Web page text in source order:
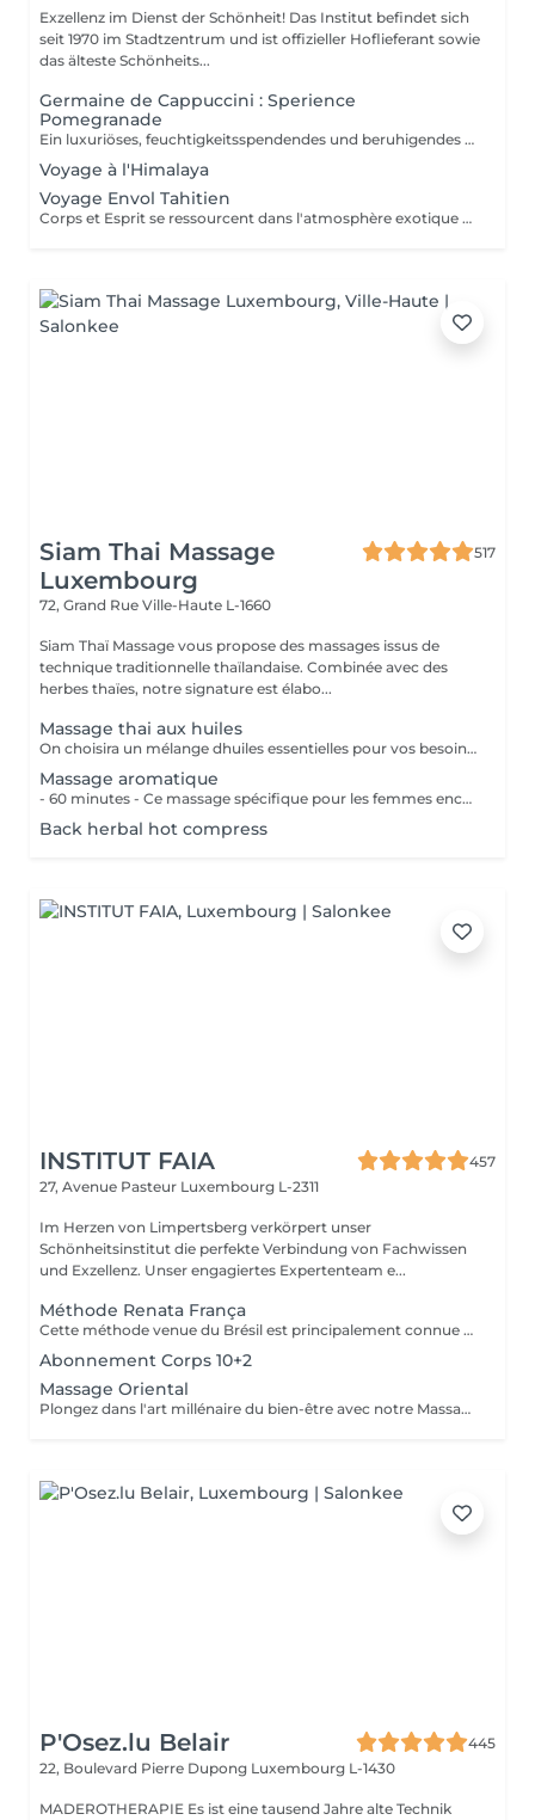
Exzellenz im Dienst der Schönheit! Das Institut befindet sich
seit 1970 im Stadtzentrum und ist offizieller Hoflieferant sowie
das älteste Schönheits...
Germaine de Cappuccini : Sperience
Pomegranade
Ein luxuriöses, feuchtigkeitsspendendes und beruhigendes Ritual für den Körper, das individuell an die Bedürfnisse der Haut angepasst werden kann. Die Linie basiert auf Granatapfel, einen fantastischen Inhaltsstoff, beruhigend und antioxidativ. Das Ergebnis verspricht Zellerneuerung, Vitalität und Feuchtigkeit! GRANATAPFEL-KÖRPERPEELING: Genießen Sie zusammen mit dem Puder- und Creme-Körperpeeling ein 45-minütiges Ganzkörper-Peeling-Ritual. GRANATAPFEL-KÖRPERMASSAGE: Im Liegen massieren, dann im Liegen mit der sensorischen Massagecreme. Dieses Ritual dauert 45 Minuten. GRANATAPFEL-KÖRPERPACKUNG: Die Packung wird mit sanften Bewegungen aufgetragen und 20 Minuten einwirken gelassen, bevor das Produkt einmassiert wird durch eine tolle Massage. Dieses Ritual dauert 60 Minuten. POMEGRANATE RED SERENITY: Ein köstliches 90-minütiges Ritual, das die Kraft von Granatapfelkernen mit der kraftvollen feuchtigkeitsspendenden Wirkung von der Creme kombiniert. POMEGRANATE SWEET COCOON: Tauchen Sie 90 Minuten lang in die Welt von Pomegranate Sperience ein mit diesem kompletten Ritual inklusive Peeling, Massage und Packung.
Voyage à l'Himalaya
Voyage Envol Tahitien
Corps et Esprit se ressourcent dans l'atmosphère exotique des trésors polynésiens, ces îles où la beauté, la générosité et la luxuriance ont un goût de paradis Gommage et massage du visage et du corps Massage manuel relax ou aux coquillages Tia Iri « la pensée Roo ».
Siam Thai Massage
Luxembourg
517
72, Grand Rue Ville-Haute L-1660
Siam Thaï Massage vous propose des massages issus de
technique traditionnelle thaïlandaise. Combinée avec des
herbes thaïes, notre signature est élabo...
Massage thai aux huiles
On choisira un mélange dhuiles essentielles pour vos besoins physiques. Un massage thérapeutique à laide dune technique spéciale pour vider les poches de liquide lymphatique et de rétention deau. Ce traitement est conçu pour aider à stimuler la circulation et daccroître la capacité du corps à éliminer les toxines et à absorber les éléments nutritifs. Vos huiles essentielles préférées peuvent être sélectionnées à votre arrivée.
Massage aromatique
- 60 minutes - Ce massage spécifique pour les femmes enceintes permet de soulager le dos, les jambes et toutes autres parties du corps les plus mises à rude épreuve durant la grossesse. Attention ! Ce massage est toutefois déconseillé les 3 premiers mois et le dernier mois de grossesse.
Back herbal hot compress
INSTITUT FAIA
457
27, Avenue Pasteur Luxembourg L-2311
Im Herzen von Limpertsberg verkörpert unser
Schönheitsinstitut die perfekte Verbindung von Fachwissen
und Exzellenz. Unser engagiertes Expertenteam e...
Méthode Renata França
Cette méthode venue du Brésil est principalement connue pour son massage lymphatique manuel drainant mais ce compose en réalité de 3 techniques différentes ! En effet la méthode Renata Franca, est une méthode revisité du drainage lymphatique traditionnel. La méthode devient une version plus tonique et plus ciblée du drainage lymphatique connu et pratiqué jusqu'à ce jour. Grâce à ces gestes toniques et fermes, ces pompages réguliers et un rythme plus rapide, il semblerait que la méthode Renata Franca permette d'obtenir des résultats plus rapides et visuellement impressionnants.
Abonnement Corps 10+2
Massage Oriental
Plongez dans l'art millénaire du bien-être avec notre Massage Oriental. Cette expérience vous transporte vers des contrées lointaines, alliant des techniques de massage traditionnelles à des parfums envoûtants. Laissez-vous envelopper par des mouvements doux et apaisants qui éveillent vos sens tout en relâchant les tensions. Découvrez l'harmonie du corps et de l'esprit dans une atmosphère exotique. Réservez votre voyage vers la sérénité aujourd'hui.
P'Osez.lu Belair
445
22, Boulevard Pierre Dupong Luxembourg L-1430
MADEROTHERAPIE Es ist eine tausend Jahre alte Technik